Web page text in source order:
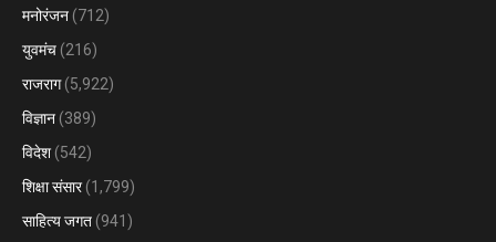
मनोरंजन (712)
युवमंच (216)
राजराग(5,922)
विज्ञान (389)
विदेश (542)
शिक्षा संसार(1,799)
साहित्य जगत (941)